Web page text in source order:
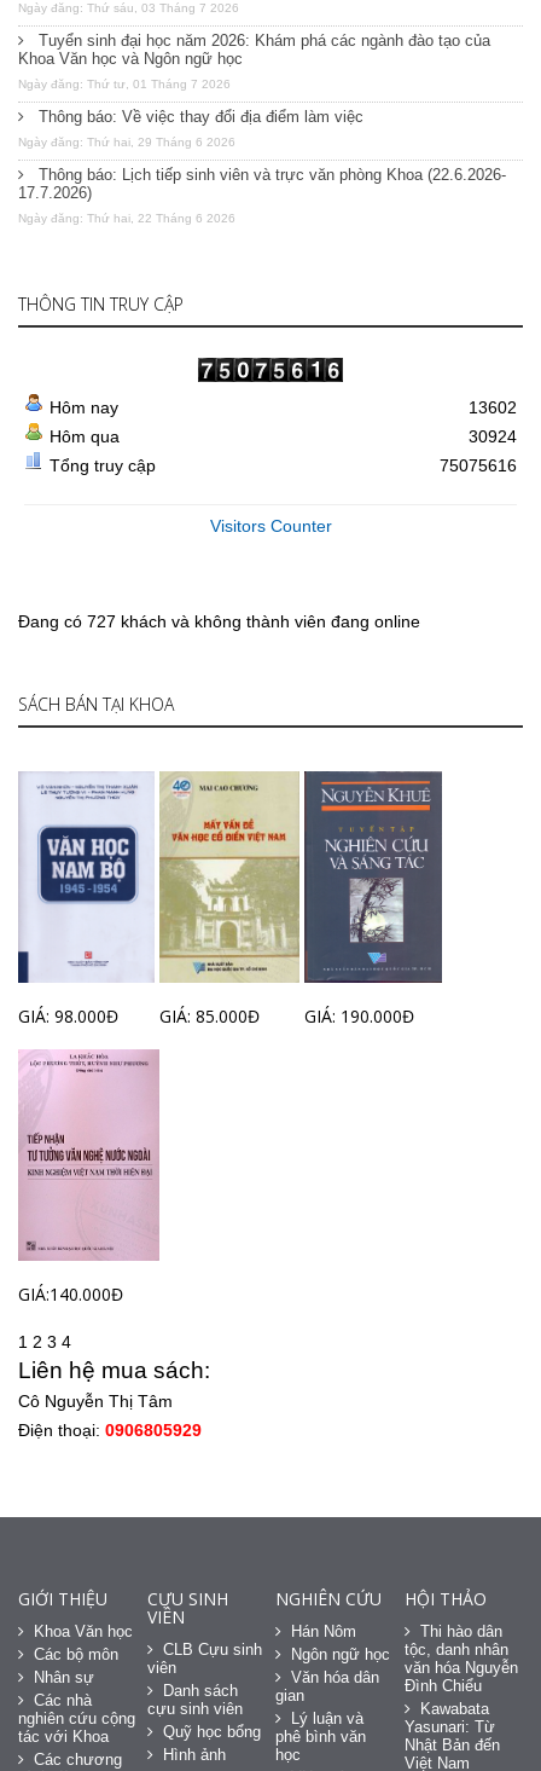
Ngày đăng: Thứ sáu, 03 Tháng 7 2026
Tuyển sinh đại học năm 2026: Khám phá các ngành đào tạo của
Khoa Văn học và Ngôn ngữ học
Ngày đăng: Thứ tư, 01 Tháng 7 2026
Thông báo: Về việc thay đổi địa điểm làm việc
Ngày đăng: Thứ hai, 29 Tháng 6 2026
Thông báo: Lịch tiếp sinh viên và trực văn phòng Khoa (22.6.2026-
17.7.2026)
Ngày đăng: Thứ hai, 22 Tháng 6 2026
THÔNG TIN TRUY CẬP
Hôm nay
Hôm qua
Tổng truy cập
13602
30924
75075616
Visitors Counter
Đang có 727 khách và không thành viên đang online
SÁCH BÁN TẠI KHOA
GIÁ: 98.000Đ GIÁ: 85.000Đ GIÁ: 190.000Đ
GIÁ:140.000Đ
1 2 3 4
Liên hệ mua sách:
Cô Nguyễn Thị Tâm
Điện thoại: 0906805929
GIỚI THIỆU
Khoa Văn học
Các bộ môn
Nhân sự
Các nhà
nghiên cứu cộng
tác với Khoa
Các chương
CỰU SINH
VIÊN
CLB Cựu sinh
viên
Danh sách
cựu sinh viên
Quỹ học bổng
Hình ảnh
NGHIÊN CỨU
Hán Nôm
Ngôn ngữ học
Văn hóa dân
gian
Lý luận và
phê bình văn
học
HỘI THẢO
Thi hào dân
tộc, danh nhân
văn hóa Nguyễn
Đình Chiểu
Kawabata
Yasunari: Từ
Nhật Bản đến
Việt Nam